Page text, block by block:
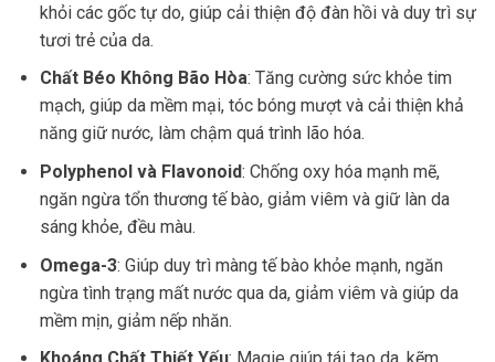
khỏi các gốc tự do, giúp cải thiện độ đàn hồi và duy trì sự
tươi trẻ của da.
Chất Béo Không Bão Hòa: Tăng cường sức khỏe tim
mạch, giúp da mềm mại, tóc bóng mượt và cải thiện khả
năng giữ nước, làm chậm quá trình lão hóa.
Polyphenol và Flavonoid: Chống oxy hóa mạnh mẽ,
ngăn ngừa tổn thương tế bào, giảm viêm và giữ làn da
sáng khỏe, đều màu.
Omega-3: Giúp duy trì màng tế bào khỏe mạnh, ngăn
ngừa tình trạng mất nước qua da, giảm viêm và giúp da
mềm mịn, giảm nếp nhăn.